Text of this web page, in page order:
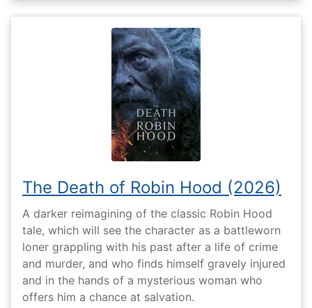
The Death of Robin Hood (2026)
A darker reimagining of the classic Robin Hood
tale, which will see the character as a battleworn
loner grappling with his past after a life of crime
and murder, and who finds himself gravely injured
and in the hands of a mysterious woman who
offers him a chance at salvation.